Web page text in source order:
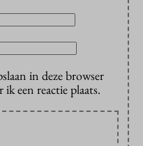
in deze browser
een reactie plaats.